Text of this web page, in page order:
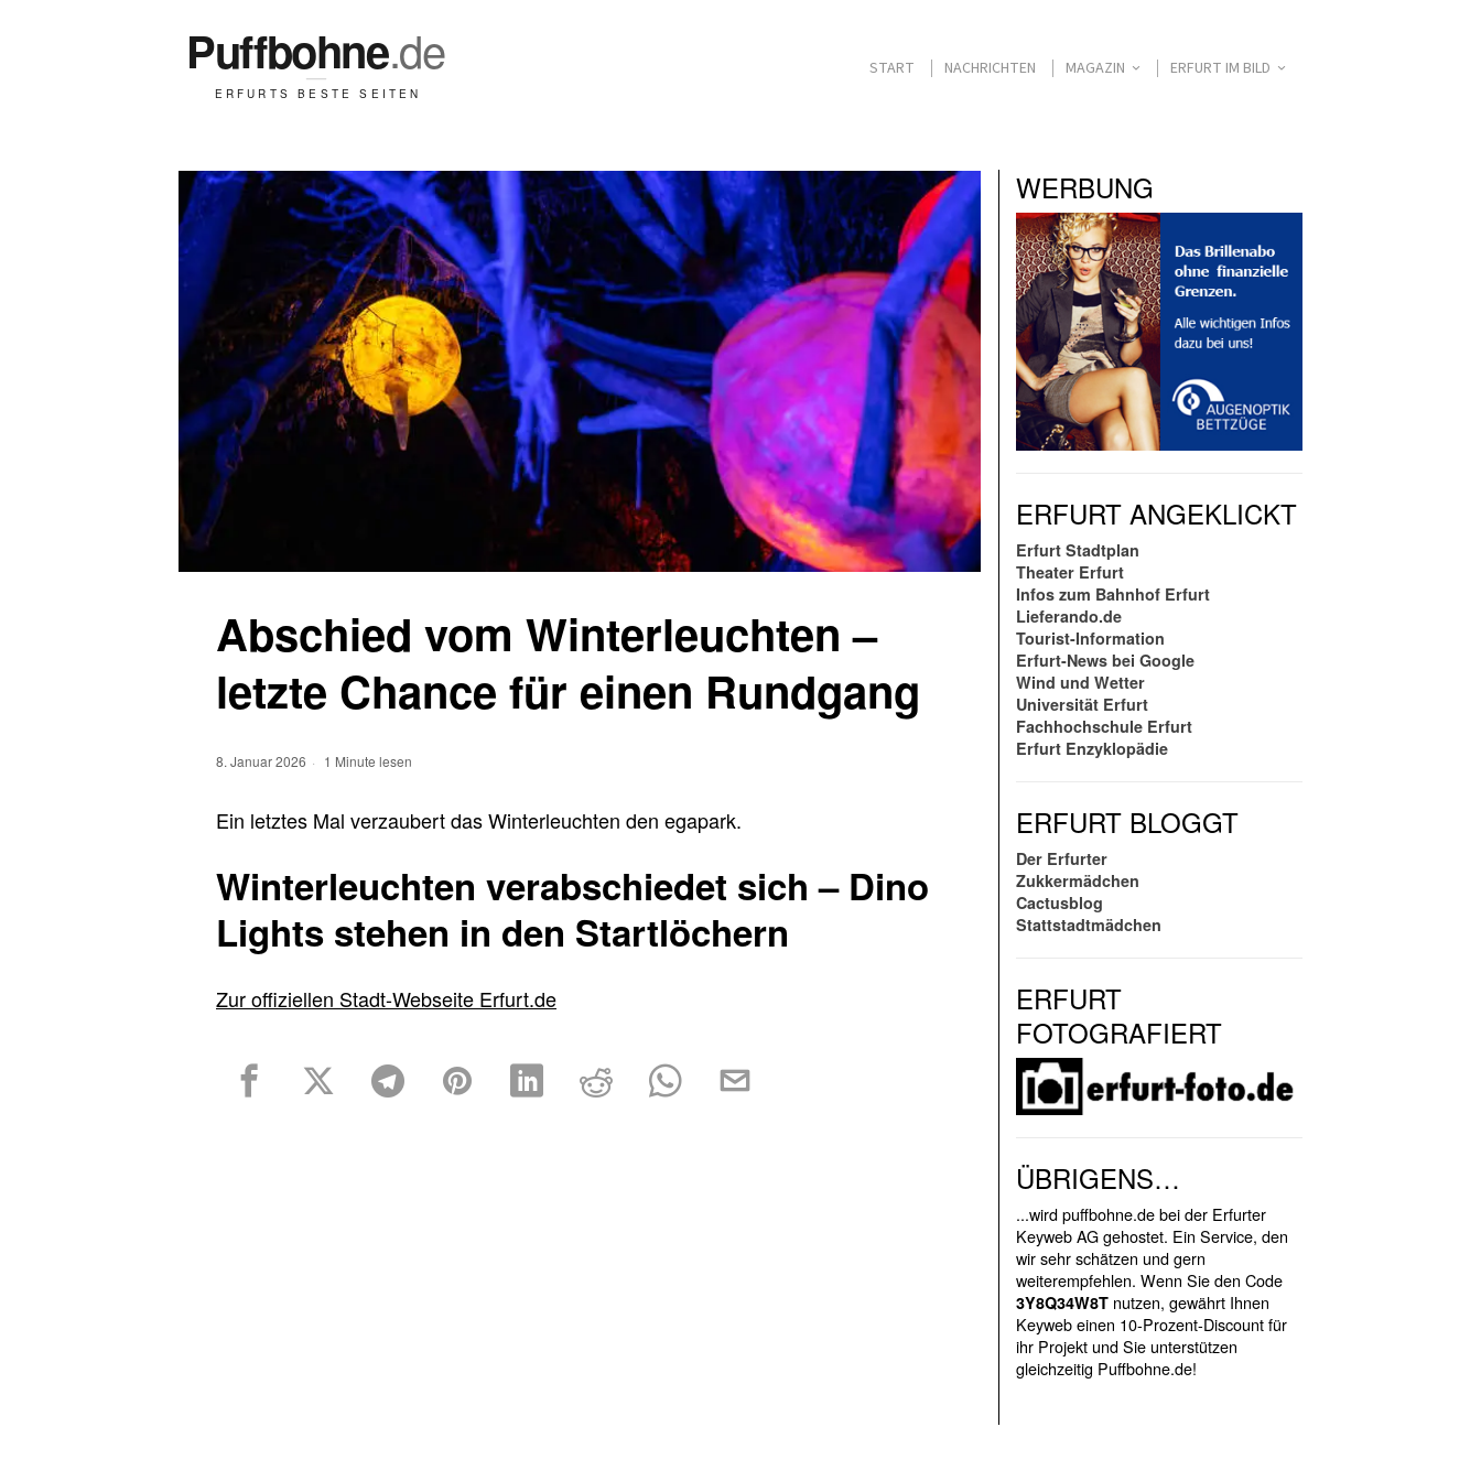
START NACHRICHTEN MAGAZIN ERFURT IM BILD
Abschied vom Winterleuchten –
letzte Chance für einen Rundgang
8. Januar 2026 1 Minute lesen
Ein letztes Mal verzaubert das Winterleuchten den egapark.
Winterleuchten verabschiedet sich – Dino
Lights stehen in den Startlöchern
Zur offiziellen Stadt-Webseite Erfurt.de
WERBUNG
ERFURT ANGEKLICKT
Erfurt Stadtplan
Theater Erfurt
Infos zum Bahnhof Erfurt
Lieferando.de
Tourist-Information
Erfurt-News bei Google
Wind und Wetter
Universität Erfurt
Fachhochschule Erfurt
Erfurt Enzyklopädie
ERFURT BLOGGT
Der Erfurter
Zukkermädchen
Cactusblog
Stattstadtmädchen
ERFURT
FOTOGRAFIERT
ÜBRIGENS…
...wird puffbohne.de bei der Erfurter
Keyweb AG gehostet. Ein Service, den
wir sehr schätzen und gern
weiterempfehlen. Wenn Sie den Code
3Y8Q34W8T nutzen, gewährt Ihnen
Keyweb einen 10-Prozent-Discount für
ihr Projekt und Sie unterstützen
gleichzeitig Puffbohne.de!